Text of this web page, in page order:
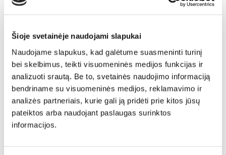
Šioje svetainėje naudojami slapukai
Naudojame slapukus, kad galėtume suasmeninti turinį
bei skelbimus, teikti visuomeninės medijos funkcijas ir
analizuoti srautą. Be to, svetainės naudojimo informaciją
bendriname su visuomeninės medijos, reklamavimo ir
analizės partneriais, kurie gali ją pridėti prie kitos jūsų
pateiktos arba naudojant paslaugas surinktos
informacijos.